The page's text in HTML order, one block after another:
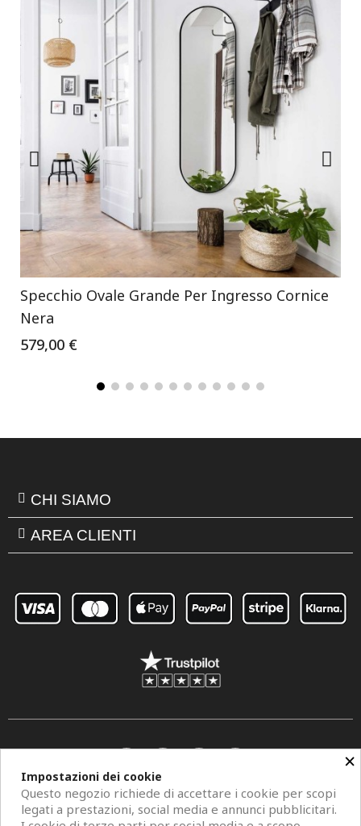
Specchio Ovale Grande Per Ingresso Cornice
Nera
579,00 €
CHI SIAMO
AREA CLIENTI
×
Impostazioni dei cookie
Questo negozio richiede di accettare i cookie per scopi
legati a prestazioni, social media e annunci pubblicitari.